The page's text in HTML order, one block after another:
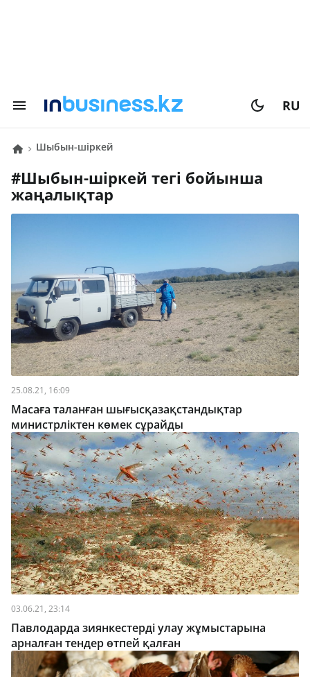
RU
шыбын-шіркей
# шыбын-шіркей тегі бойынша
жаңалықтар
25.08.21, 16:09
Масаға таланған шығысқазақстандықтар
министрліктен көмек сұрайды
03.06.21, 23:14
Павлодарда зиянкестерді улау жұмыстарына
арналған тендер өтпей қалған